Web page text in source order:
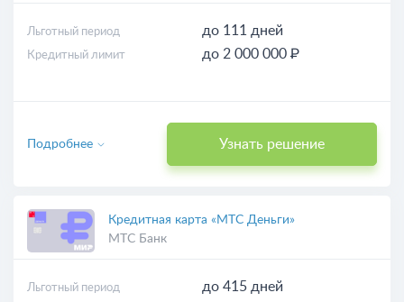
Льготный период до 111 дней
Кредитный лимит до 2 000 000 ₽
Узнать решение
Подробнее
Кредитная карта «МТС Деньги»
МТС Банк
Льготный период до 415 дней